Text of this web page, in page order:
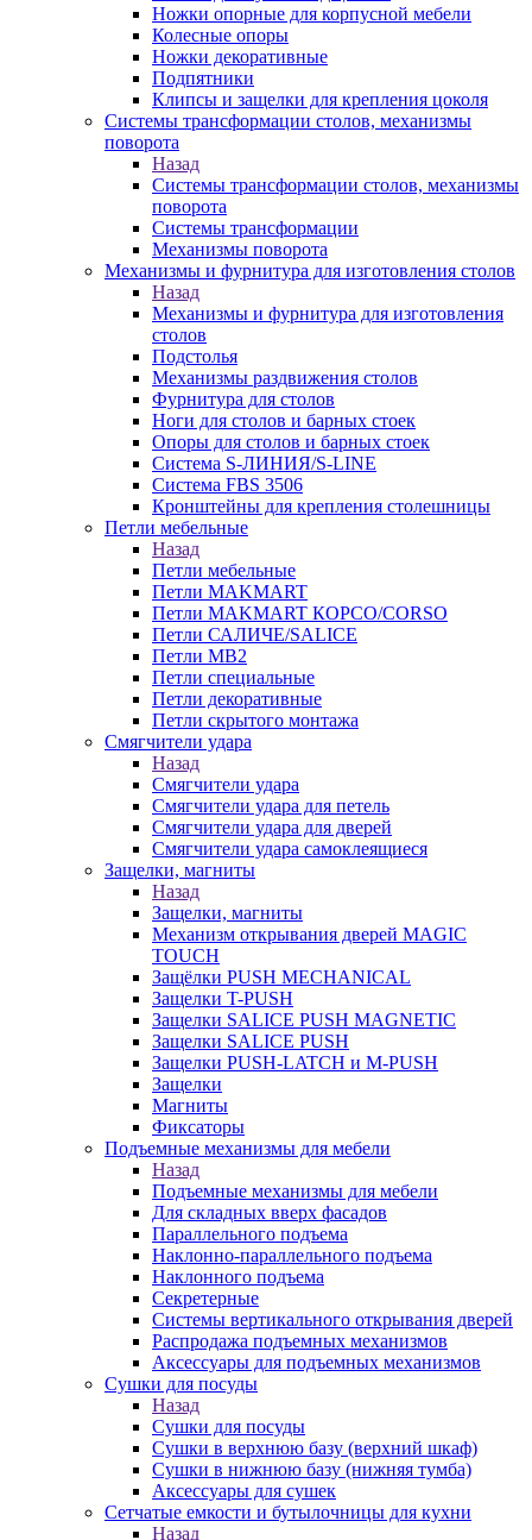
Ножки опорные для корпусной мебели
Колесные опоры
Ножки декоративные
Подпятники
Клипсы и защелки для крепления цоколя
Системы трансформации столов, механизмы
поворота
Назад
Системы трансформации столов, механизмы
поворота
Системы трансформации
Механизмы поворота
Механизмы и фурнитура для изготовления столов
Назад
Механизмы и фурнитура для изготовления
столов
Подстолья
Механизмы раздвижения столов
Фурнитура для столов
Ноги для столов и барных стоек
Опоры для столов и барных стоек
Система S-ЛИНИЯ/S-LINE
Система FBS 3506
Кронштейны для крепления столешницы
Петли мебельные
Назад
Петли мебельные
Петли MAKMART
Петли MAKMART КОРСО/CORSO
Петли САЛИЧЕ/SALICE
Петли MB2
Петли специальные
Петли декоративные
Петли скрытого монтажа
Смягчители удара
Назад
Смягчители удара
Смягчители удара для петель
Смягчители удара для дверей
Cмягчители удара самоклеящиеся
Защелки, магниты
Назад
Защелки, магниты
Механизм открывания дверей MAGIC
TOUCH
Защёлки PUSH MECHANICAL
Защелки T-PUSH
Защелки SALICE PUSH MAGNETIC
Защелки SALICE PUSH
Защелки PUSH-LATCH и M-PUSH
Защелки
Магниты
Фиксаторы
Подъемные механизмы для мебели
Назад
Подъемные механизмы для мебели
Для складных вверх фасадов
Параллельного подъема
Наклонно-параллельного подъема
Наклонного подъема
Секретерные
Системы вертикального открывания дверей
Распродажа подъемных механизмов
Аксессуары для подъемных механизмов
Сушки для посуды
Назад
Сушки для посуды
Сушки в верхнюю базу (верхний шкаф)
Сушки в нижнюю базу (нижняя тумба)
Аксессуары для сушек
Сетчатые емкости и бутылочницы для кухни
Назад